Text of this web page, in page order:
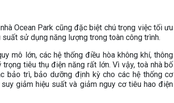
Ocean Park cũng đặc biệt chú trọng việc tối ưu
suất sử dụng năng lượng trong toàn công trình.
mô lớn, các hệ thống điều hòa không khí, thông
tiêu thụ điện năng rất lớn. Vì vậy, toà nhà bố
bảo trì, bảo dưỡng định kỳ cho các hệ thống cơ
giảm hiệu suất và giảm nguy cơ tiêu hao điện